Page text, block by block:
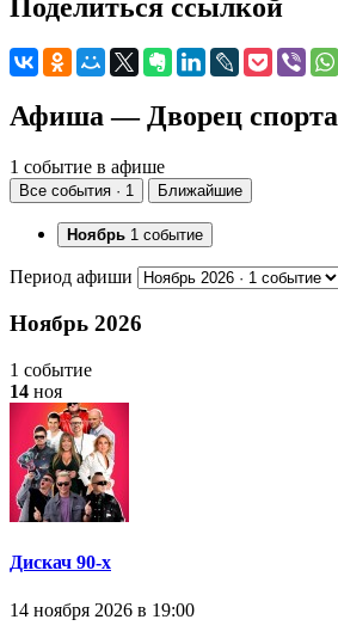
Поделиться ссылкой
Афиша — Дворец спорта
1 событие в афише
Все события · 1 Ближайшие
Ноябрь 1 событие
Период афиши
Ноябрь 2026
1 событие
14 ноя
Дискач 90-х
14 ноября 2026 в 19:00